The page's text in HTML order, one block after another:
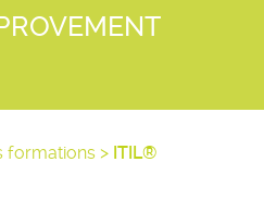
formations > ITIL®